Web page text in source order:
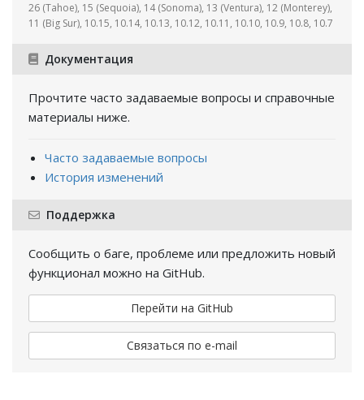
26 (Tahoe), 15 (Sequoia), 14 (Sonoma), 13 (Ventura), 12 (Monterey),
11 (Big Sur), 10.15, 10.14, 10.13, 10.12, 10.11, 10.10, 10.9, 10.8, 10.7
Документация
Прочтите часто задаваемые вопросы и справочные
материалы ниже.
Часто задаваемые вопросы
История изменений
Поддержка
Сообщить о баге, проблеме или предложить новый
функционал можно на GitHub.
Перейти на GitHub
Связаться по e-mail